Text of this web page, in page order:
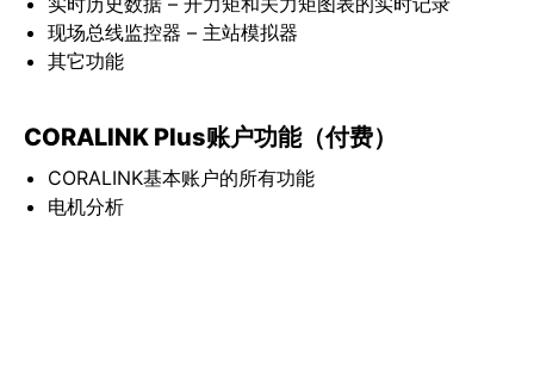
现场总线监控器 – 主站模拟器
其它功能
CORALINK Plus账户功能（付费）
CORALINK基本账户的所有功能
电机分析